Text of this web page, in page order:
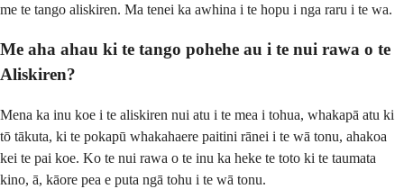
me te tango aliskiren. Ma tenei ka awhina i te hopu i nga raru i te wa.
Me aha ahau ki te tango pohehe au i te nui rawa o te
Aliskiren?
Mena ka inu koe i te aliskiren nui atu i te mea i tohua, whakapā atu ki
tō tākuta, ki te pokapū whakahaere paitini rānei i te wā tonu, ahakoa
kei te pai koe. Ko te nui rawa o te inu ka heke te toto ki te taumata
kino, ā, kāore pea e puta ngā tohu i te wā tonu.